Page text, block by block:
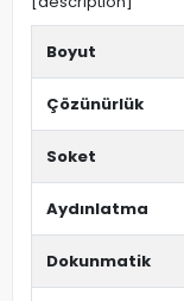
Boyut
Çözünürlük
Soket
Aydınlatma
Dokunmatik